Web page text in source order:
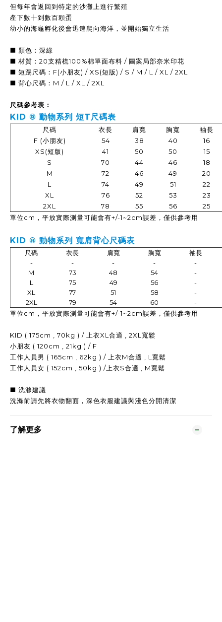
但每年會返回到特定的沙灘上進行繁殖
產下數十到數百顆蛋
幼小的海龜孵化後會迅速爬向海洋，並開始獨立生活
■ 顏色：深綠
■ 材質：20支精梳100%棉單面布料 / 圖案局部奈米印花
■ 短踢尺碼：F(小朋友) / XS(短版) / S / M / L / XL / 2XL
■ 背心尺碼：M / L / XL / 2XL
尺碼參考表：
KID ® 動物系列 短T尺碼表
尺碼 衣長 肩寬 胸寬
袖長
F (小朋友)
54 38 40
16
XS(短版)
41 50 50
15
S
70 44 46
18
M
72 46 49
20
L
74 49 51
22
XL
76 52 53
23
2XL
78 55 56
25
單位cm，平放實際測量可能會有+/-1~2cm誤差，僅供參考用
KID ® 動物系列 寬肩背心尺碼表
尺碼 衣長 肩寬 胸寬
袖長
-
- - -
-
M
73 48 54
-
L
75 49 56
-
XL
77 51 58
-
2XL
79 54 60
-
單位cm，平放實際測量可能會有+/-1~2cm誤差，僅供參考用
KID ( 175cm , 70kg ) / 上衣XL合適 , 2XL寬鬆
小朋友 ( 120cm , 21kg ) / F
工作人員男 ( 165cm , 62kg ) / 上衣M合適 , L寬鬆
工作人員女 ( 152cm , 50kg ) /上衣S合適 , M寬鬆
■ 洗滌建議
洗滌前請先將衣物翻面， 深色衣服建議與淺色分開清潔
了解更多